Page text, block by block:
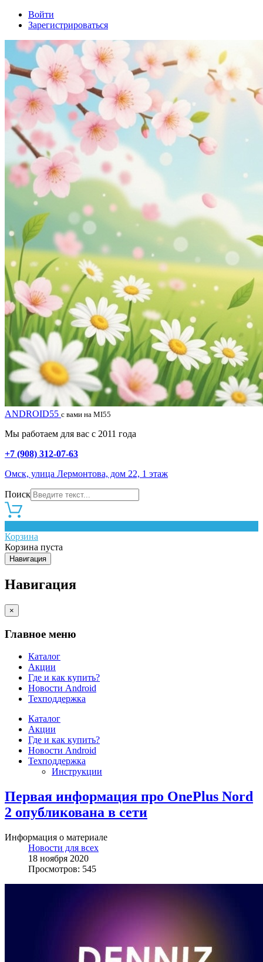
Войти
Зарегистрироваться
ANDROID55 с вами на MI55
Мы работаем для вас с 2011 года
+7 (908) 312-07-63
Омск, улица Лермонтова, дом 22, 1 этаж
Поиск
Корзина
Корзина пуста
Навигация
Навигация
×
Главное меню
Каталог
Акции
Где и как купить?
Новости Android
Техподдержка
Каталог
Акции
Где и как купить?
Новости Android
Техподдержка
Инструкции
Первая информация про OnePlus Nord
2 опубликована в сети
Информация о материале
Новости для всех
18 ноября 2020
Просмотров: 545